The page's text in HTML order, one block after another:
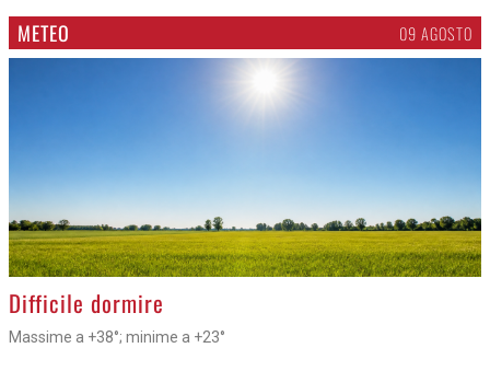
METEO 09 AGOSTO
>
Difficile dormire
Massime a +38°; minime a +23°